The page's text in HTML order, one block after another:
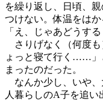
を繰り返し、日頃、
つけない。体温をはか
「え、じゃあどうす
さりげなく（何度も
ょっと寝て行く……」
まったのだった。
なんか少し、いや、
人暮らしのA子を追